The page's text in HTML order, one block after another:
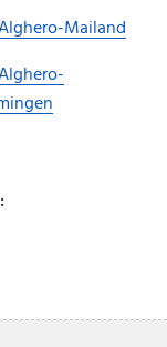
Mailand